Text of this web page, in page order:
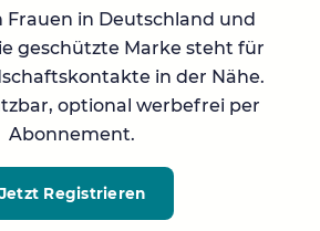
in Deutschland und
geschützte Marke steht für
in der Nähe.
optional werbefrei per
Abonnement.
Jetzt Registrieren